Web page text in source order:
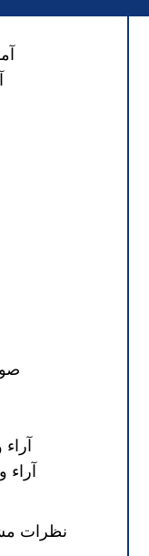
نظرات